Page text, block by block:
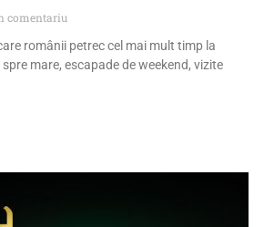
comentariu
românii petrec cel mai mult timp la
mare, escapade de weekend, vizite